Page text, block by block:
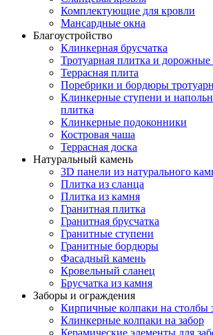
Комплектующие для кровли
Мансардные окна
Благоустройство
Клинкерная брусчатка
Тротуарная плитка и
Террасная плита
Поребрики и бордюры
Клинкерные ступени и
плитка
Клинкерные подоконники
Костровая чаша
Террасная доска
Натуральный камень
3D панели из натурального
Плитка из сланца
Плитка из камня
Гранитная плитка
Гранитная брусчатка
Гранитные ступени
Гранитные бордюры
Фасадный камень
Кровельный сланец
Брусчатка из камня
Заборы и ограждения
Кирпичные колпаки на столбы
Клинкерные колпаки на забор
Керамические элементы для